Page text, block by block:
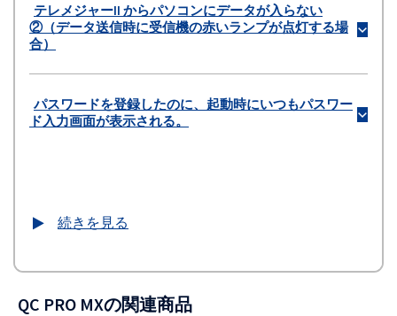
b
テレメジャーII からパソコンにデータが入らない
②（データ送信時に受信機の赤いランプが点灯する場
合）
b
パスワードを登録したのに、起動時にいつもパスワー
ド入力画面が表示される。
続きを見る
QC PRO MXの関連商品